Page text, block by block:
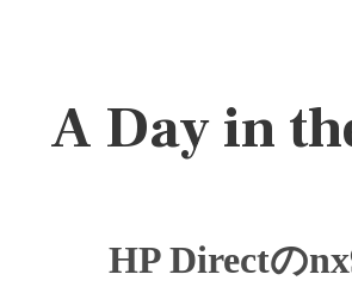
A Day in
HP Directの